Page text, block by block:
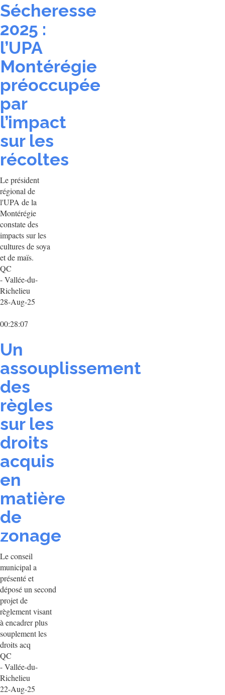
Sécheresse
2025 :
l’UPA
Montérégie
préoccupée
par
l’impact
sur les
récoltes
Le président
régional de
l'UPA de la
Montérégie
constate des
impacts sur les
cultures de soya
et de maïs.
QC
- Vallée-du-
Richelieu
28-Aug-25
00:28:07
Un
assouplissement
des
règles
sur les
droits
acquis
en
matière
de
zonage
Le conseil
municipal a
présenté et
déposé un second
projet de
règlement visant
à encadrer plus
souplement les
droits acq
QC
- Vallée-du-
Richelieu
22-Aug-25